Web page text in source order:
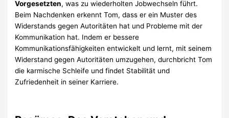
Vorgesetzten, was zu wiederholten Jobwechseln führt.
Beim Nachdenken erkennt Tom, dass er ein Muster des
Widerstands gegen Autoritäten hat und Probleme mit der
Kommunikation hat. Indem er bessere
Kommunikationsfähigkeiten entwickelt und lernt, mit seinem
Widerstand gegen Autoritäten umzugehen, durchbricht Tom
die karmische Schleife und findet Stabilität und
Zufriedenheit in seiner Karriere.